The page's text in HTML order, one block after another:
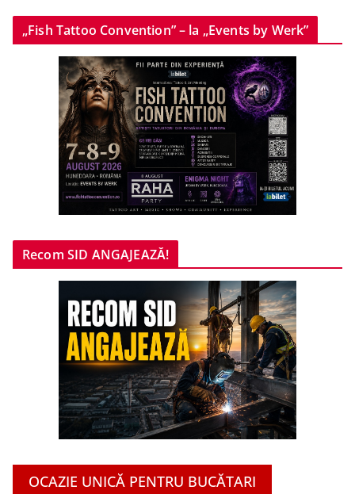
„Fish Tattoo Convention” – la „Events by Werk”
Recom SID ANGAJEAZĂ!
OCAZIE UNICĂ PENTRU BUCĂTARI